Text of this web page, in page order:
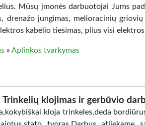
Mūsų įmonės darbuotojai Jums
drenažo jungimas, melioracinių
kabelio tiesimas, plius visi
» Aplinkos tvarkymas
Trinkelių klojimas ir gerbūvio
kloja trinkeles,deda